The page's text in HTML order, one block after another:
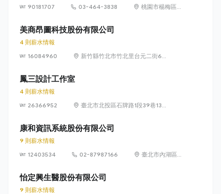
90181707 03-464-3838
桃園市楊梅區高
美商昂圖科技股份有限公司
4 則薪水情報
16084960
新竹縣竹北市竹北里台元二街6號
鳳三設計工作室
4 則薪水情報
26366952
臺北市北投區石牌路1段39巷134
康和資訊系統股份有限公司
9 則薪水情報
12403534
02-87987166
臺北市內湖區瑞
怡定興生醫股份有限公司
9 則薪水情報